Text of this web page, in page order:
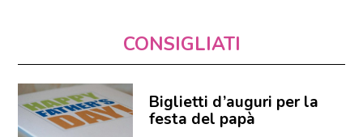
CONSIGLIATI
Biglietti d’auguri per la
festa del papà